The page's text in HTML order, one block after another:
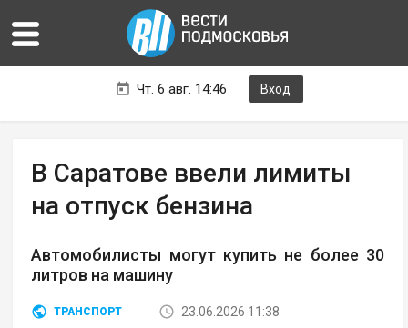
Чт. 6 авг. 14:46 Вход
В Саратове ввели лимиты
на отпуск бензина
Автомобилисты могут купить не более 30
литров на машину
ТРАНСПОРТ
23.06.2026 11:38